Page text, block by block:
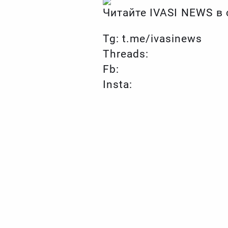
Читайте IVASI NEWS
Tg: t.me/ivasinews
Threads:
Fb:
Insta: